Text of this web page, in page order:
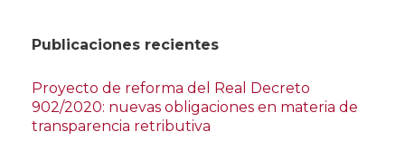
Publicaciones recientes
Proyecto de reforma del Real Decreto
902/2020: nuevas obligaciones en materia de
transparencia retributiva